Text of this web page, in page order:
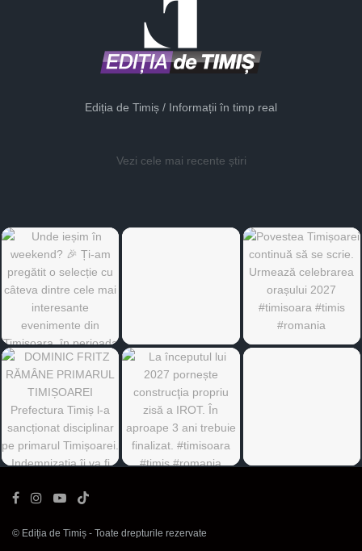
Ediția de Timiș / Informații în timp real
Vezi cele mai recente știri
© Ediția de Timiș - Toate drepturile rezervate